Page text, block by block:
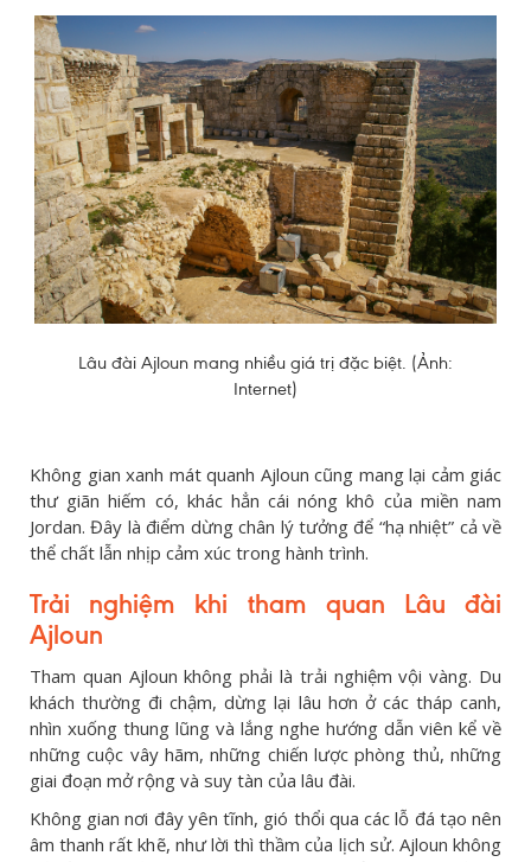
Lâu đài Ajloun mang nhiều giá trị đặc biệt. (Ảnh:
Internet)
Không gian xanh mát quanh Ajloun cũng mang lại cảm giác
thư giãn hiếm có, khác hẳn cái nóng khô của miền nam
Jordan. Đây là điểm dừng chân lý tưởng để “hạ nhiệt” cả về
thể chất lẫn nhịp cảm xúc trong hành trình.
Trải nghiệm khi tham quan Lâu đài
Ajloun
Tham quan Ajloun không phải là trải nghiệm vội vàng. Du
khách thường đi chậm, dừng lại lâu hơn ở các tháp canh,
nhìn xuống thung lũng và lắng nghe hướng dẫn viên kể về
những cuộc vây hãm, những chiến lược phòng thủ, những
giai đoạn mở rộng và suy tàn của lâu đài.
Không gian nơi đây yên tĩnh, gió thổi qua các lỗ đá tạo nên
âm thanh rất khẽ, như lời thì thầm của lịch sử. Ajloun không